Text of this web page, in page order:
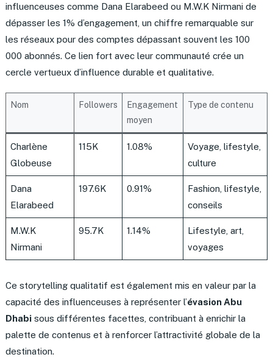
influenceuses comme Dana Elarabeed ou M.W.K Nirmani de
dépasser les 1% d’engagement, un chiffre remarquable sur
les réseaux pour des comptes dépassant souvent les 100
000 abonnés. Ce lien fort avec leur communauté crée un
cercle vertueux d’influence durable et qualitative.
Nom Followers
Engagement
moyen
Type de contenu
Charlène
Globeuse
115K 1.08%
Voyage, lifestyle,
culture
Dana
Elarabeed
197.6K 0.91%
Fashion, lifestyle,
conseils
M.W.K
Nirmani
95.7K 1.14%
Lifestyle, art,
voyages
Ce storytelling qualitatif est également mis en valeur par la
capacité des influenceuses à représenter l’évasion Abu
Dhabisous différentes facettes, contribuant à enrichir la
palette de contenus et à renforcer l’attractivité globale de la
destination.